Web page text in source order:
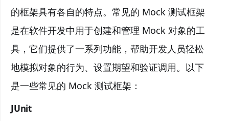
的框架具有各自的特点。常见的 Mock 测试框架
是在软件开发中用于创建和管理 Mock 对象的工
具，它们提供了一系列功能，帮助开发人员轻松
地模拟对象的行为、设置期望和验证调用。以下
是一些常见的 Mock 测试框架：
JUnit